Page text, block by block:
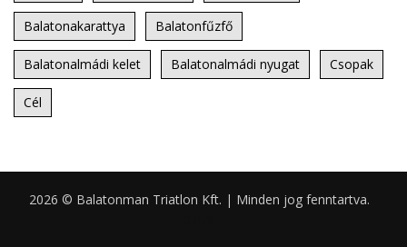
Balatonakarattya Balatonfűzfő
Balatonalmádi kelet Balatonalmádi nyugat Csopak
Cél
2026 © Balatonman Triatlon Kft. | Minden jog fenntartva.